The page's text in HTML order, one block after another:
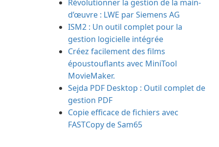
Révolutionner la gestion de la main-
d’œuvre : LWE par Siemens AG
ISM2 : Un outil complet pour la
gestion logicielle intégrée
Créez facilement des films
époustouflants avec MiniTool
MovieMaker.
Sejda PDF Desktop : Outil complet de
gestion PDF
Copie efficace de fichiers avec
FASTCopy de Sam65